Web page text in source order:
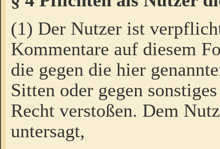
(1) Der Nutzer ist
Kommentare auf diesem
die gegen die hier
Sitten oder gegen
Recht verstoßen. Dem
untersagt,